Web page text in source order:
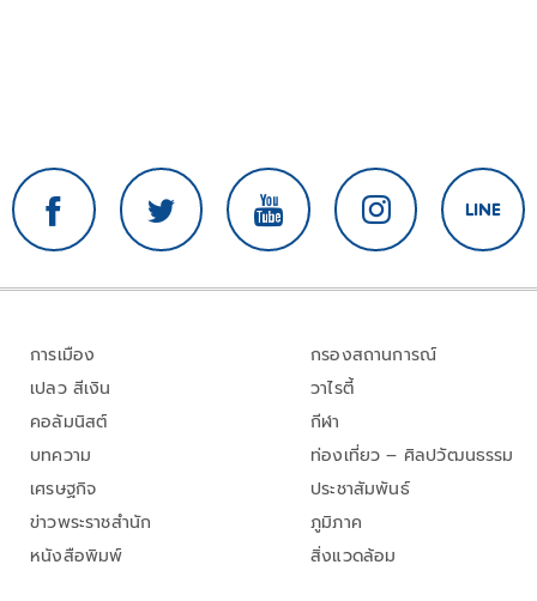
การเมือง
เปลว สีเงิน
คอลัมนิสต์
บทความ
เศรษฐกิจ
ข่าวพระราชสำนัก
หนังสือพิมพ์
กรองสถานการณ์
วาไรตี้
กีฬา
ท่องเที่ยว – ศิลปวัฒนธรรม
ประชาสัมพันธ์
ภูมิภาค
สิ่งแวดล้อม